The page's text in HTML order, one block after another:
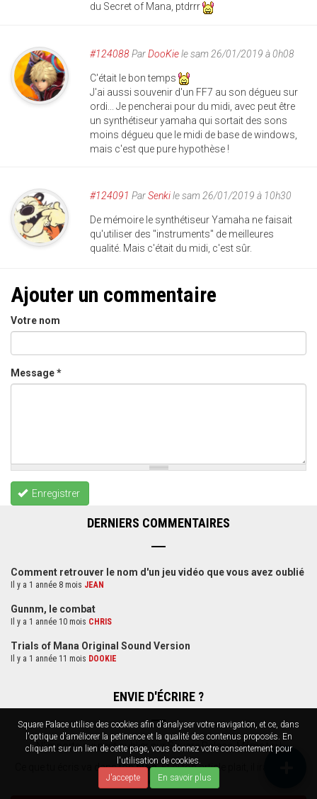
Square Palace utilise des cookies afin d'analyser votre navigation, et ce, dans
l'optique d'améliorer la petinence et la qualité des contenus proposés. En
cliquant sur un lien de cette page, vous donnez votre consentement pour
l'utilisation de cookies.
J'accepte
En savoir plus
du Secret of Mana, ptdrrr
#124088ParDooKiele sam 26/01/2019 à 0h08
C'était le bon temps
J'ai aussi souvenir d'un FF7 au son dégueu sur
ordi... Je pencherai pour du midi, avec peut être
un synthétiseur yamaha qui sortait des sons
moins dégueu que le midi de base de windows,
mais c'est que pure hypothèse !
#124091 ParSenkile sam 26/01/2019 à 10h30
De mémoire le synthétiseur Yamaha ne faisait
qu'utiliser des "instruments" de meilleures
qualité. Mais c'était du midi, c'est sûr.
Ajouter un commentaire
Votre nom
Message*
Enregistrer
DERNIERS COMMENTAIRES
Comment retrouver le nom d'un jeu vidéo que vous avez oublié
Il y a 1 année 8 mois JEAN
Gunnm, le combat
Il y a 1 année 10 mois CHRIS
Trials of Mana Original Sound Version
Il y a 1 année 11 mois DOOKIE
ENVIE D'ÉCRIRE ?
N'importe qui peut publier sur Square Palace. Même toi !
Ce que tu écris va dans tonblog. Et si ton article plait, il ira dans la
Sélection SP.